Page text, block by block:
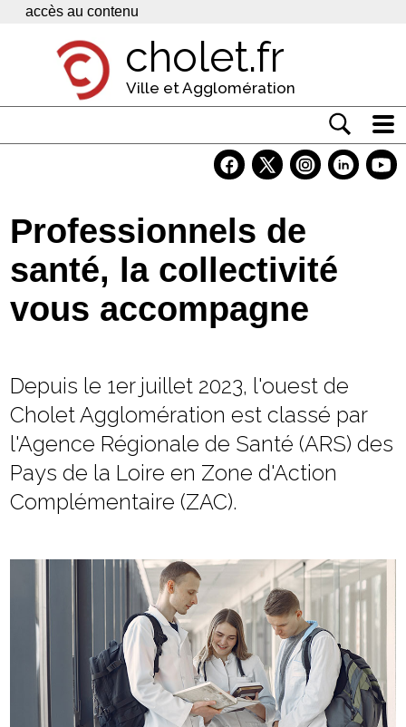
Panneau de gestion des cookies
accès au contenu
cholet.fr
Ville et Agglomération
Economie
Services
Contacts
Professionnels de
santé, la collectivité
vous accompagne
Depuis le 1er juillet 2023, l'ouest de
Cholet Agglomération est classé par
l'Agence Régionale de Santé (ARS) des
Pays de la Loire en Zone d'Action
Complémentaire (ZAC).